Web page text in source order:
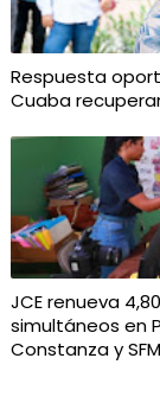
Respuesta
Cuaba
JCE renueva
simultáneos en
Constanza y SFM